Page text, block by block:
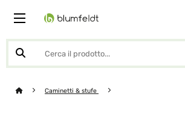
Caminetti & stufe